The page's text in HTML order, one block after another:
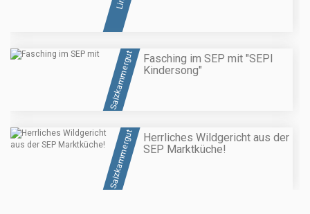
Salzkammergut
Fasching im SEP mit "SEPI
Kindersong"
Salzkammergut
Herrliches Wildgericht aus der
SEP Marktküche!